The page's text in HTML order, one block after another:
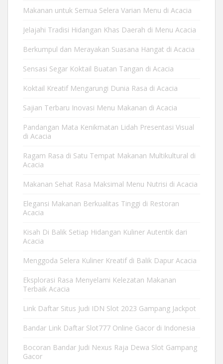
Makanan untuk Semua Selera Varian Menu di Acacia
Jelajahi Tradisi Hidangan Khas Daerah di Menu Acacia
Berkumpul dan Merayakan Suasana Hangat di Acacia
Sensasi Segar Koktail Buatan Tangan di Acacia
Koktail Kreatif Mengarungi Dunia Rasa di Acacia
Sajian Terbaru Inovasi Menu Makanan di Acacia
Pandangan Mata Kenikmatan Lidah Presentasi Visual
di Acacia
Ragam Rasa di Satu Tempat Makanan Multikultural di
Acacia
Makanan Sehat Rasa Maksimal Menu Nutrisi di Acacia
Elegansi Makanan Berkualitas Tinggi di Restoran
Acacia
Kisah Di Balik Setiap Hidangan Kuliner Autentik dari
Acacia
Menggoda Selera Kuliner Kreatif di Balik Dapur Acacia
Eksplorasi Rasa Menyelami Kelezatan Makanan
Terbaik Acacia
Link Daftar Situs Judi IDN Slot 2023 Gampang Jackpot
Bandar Link Daftar Slot777 Online Gacor di Indonesia
Bocoran Bandar Judi Nexus Raja Dewa Slot Gampang
Gacor